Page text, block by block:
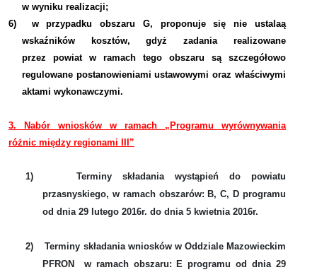
w wyniku realizacji;
6)
w przypadku obszaru G, proponuje się nie ustalaą
wskaźników kosztów, gdyż zadania realizowane
przez powiat w ramach tego obszaru są szczegółowo
regulowane postanowieniami ustawowymi oraz właściwymi
aktami wykonawczymi.
3. Nabór wniosków w ramach „Programu wyrównywania
różnic między regionami III”
1) Terminy składania wystąpień do powiatu
przasnyskiego, w ramach obszarów: B, C, D programu
od dnia 29 lutego 2016r. do dnia 5 kwietnia 2016r.
2)
Terminy składania wniosków w Oddziale Mazowieckim
PFRON
w ramach obszaru: E programu od dnia 29